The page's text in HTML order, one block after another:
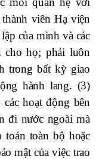
viên Hạ viện
của mình và các
cho họ; phải luôn
trong bất kỳ giao
hành lang. (3)
hoạt động bên
đi nước ngoài mà
toàn bộ hoặc
mật của việc trao